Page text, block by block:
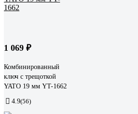
1 069 ₽
Комбинированный
ключ с трещоткой
YATO 19 мм YT-1662
4.9(56)